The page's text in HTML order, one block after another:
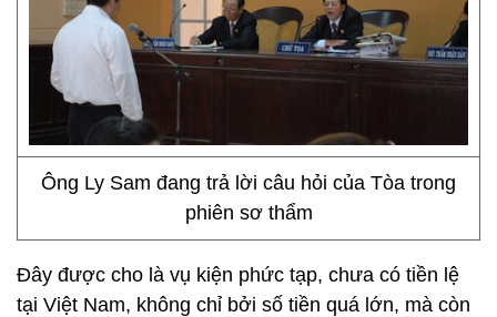
Ông Ly Sam đang trả lời câu hỏi của Tòa trong
phiên sơ thẩm
Đây được cho là vụ kiện phức tạp, chưa có tiền lệ
tại Việt Nam, không chỉ bởi số tiền quá lớn, mà còn